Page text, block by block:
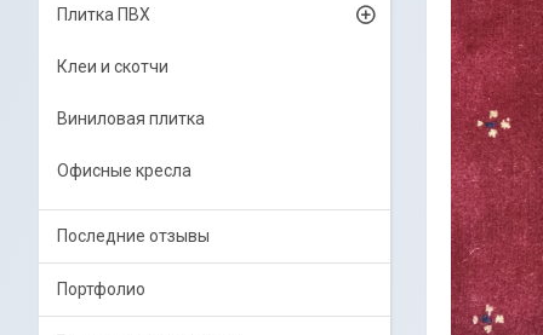
Плитка ПВХ
Клеи и скотчи
Виниловая плитка
Офисные кресла
Последние отзывы
Портфолио